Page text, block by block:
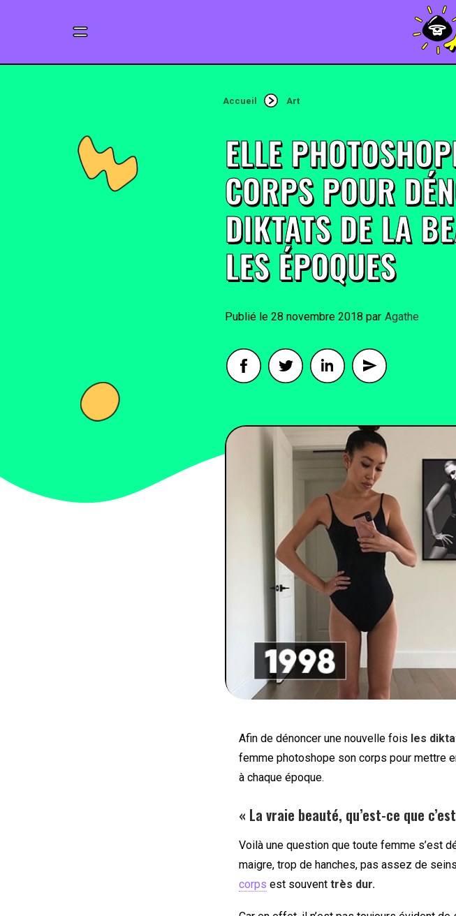
Accueil Art
ELLE
CORPS POUR
DIKTATS DE LA
LES ÉPOQUES
28 novembre 2018 By Agathe
Afin de dénoncer une nouvelle fois les
femme photoshope son corps pour mettre
à chaque époque.
« La vraie beauté, qu’est-ce que
Voilà une question que toute femme s’est
maigre, trop de hanches, pas assez de
corps est souvent très dur.